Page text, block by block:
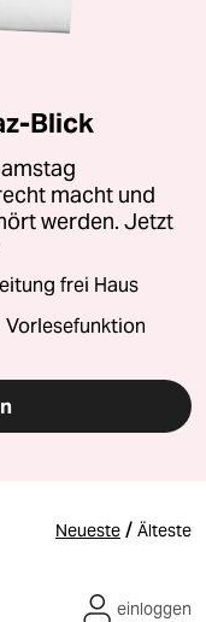
Blick
macht und
werden. Jetzt
frei Haus
Neueste / Älteste
einloggen